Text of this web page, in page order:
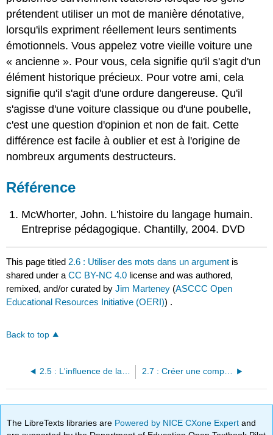
prétendent utiliser un mot de manière dénotative,
lorsqu'ils expriment réellement leurs sentiments
émotionnels. Vous appelez votre vieille voiture une
« ancienne ». Pour vous, cela signifie qu'il s'agit d'un
élément historique précieux. Pour votre ami, cela
signifie qu'il s'agit d'une ordure dangereuse. Qu'il
s'agisse d'une voiture classique ou d'une poubelle,
c'est une question d'opinion et non de fait. Cette
différence est facile à oublier et est à l'origine de
nombreux arguments destructeurs.
Référence
McWhorter, John. L'histoire du langage humain.
Entreprise pédagogique. Chantilly, 2004. DVD
This page titled 2.6 : Utiliser des mots dans un argument is
shared under aCC BY-NC 4.0 license and was authored,
remixed, and/or curated byJim Marteney (ASCCC Open
Educational Resources Initiative (OERI)) .
Back to top
2.5 : L'influence de la structure du langage 2.7 : Créer une compréhension mutuelle
The LibreTexts libraries are Powered by NICE CXone Expertand